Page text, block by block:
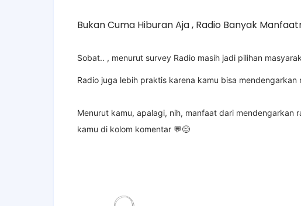
Bukan Cuma Hiburan Aja , Radio Banyak
Sobat.. , menurut survey Radio masih jadi pilihan
Radio juga lebih praktis karena kamu bisa
Menurut kamu, apalagi, nih, manfaat dari mendengarkan
kamu di kolom komentar 💬😊